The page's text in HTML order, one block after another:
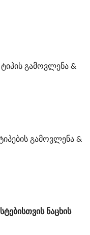
გამოვლენა &
გამოვლენა &
ნაცხის